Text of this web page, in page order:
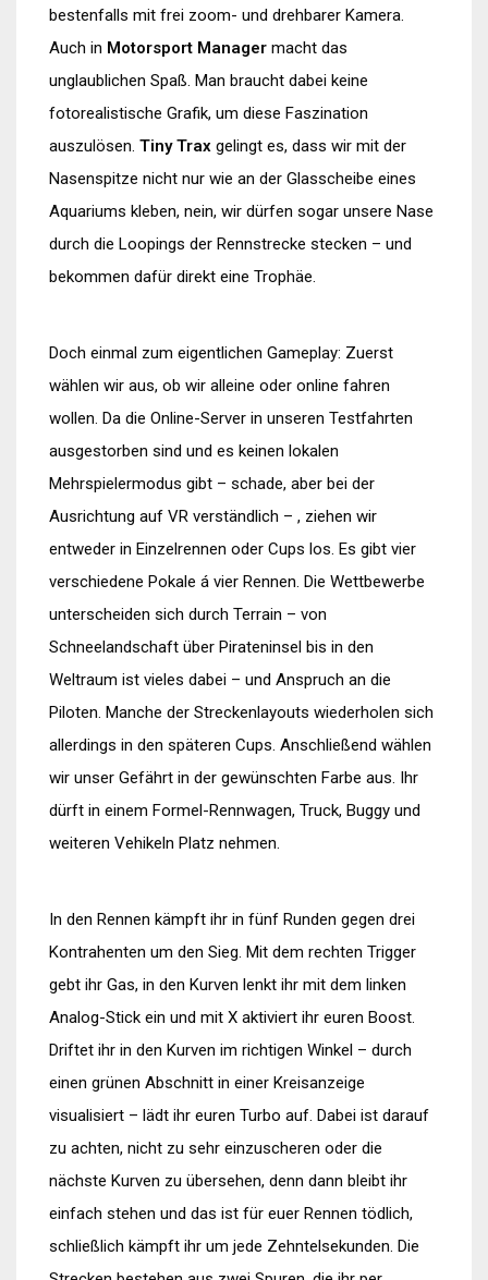
bestenfalls mit frei zoom- und drehbarer Kamera.
Auch in Motorsport Manager macht das
unglaublichen Spaß. Man braucht dabei keine
fotorealistische Grafik, um diese Faszination
auszulösen. Tiny Trax gelingt es, dass wir mit der
Nasenspitze nicht nur wie an der Glasscheibe eines
Aquariums kleben, nein, wir dürfen sogar unsere Nase
durch die Loopings der Rennstrecke stecken – und
bekommen dafür direkt eine Trophäe.
Doch einmal zum eigentlichen Gameplay: Zuerst
wählen wir aus, ob wir alleine oder online fahren
wollen. Da die Online-Server in unseren Testfahrten
ausgestorben sind und es keinen lokalen
Mehrspielermodus gibt – schade, aber bei der
Ausrichtung auf VR verständlich – , ziehen wir
entweder in Einzelrennen oder Cups los. Es gibt vier
verschiedene Pokale á vier Rennen. Die Wettbewerbe
unterscheiden sich durch Terrain – von
Schneelandschaft über Pirateninsel bis in den
Weltraum ist vieles dabei – und Anspruch an die
Piloten. Manche der Streckenlayouts wiederholen sich
allerdings in den späteren Cups. Anschließend wählen
wir unser Gefährt in der gewünschten Farbe aus. Ihr
dürft in einem Formel-Rennwagen, Truck, Buggy und
weiteren Vehikeln Platz nehmen.
In den Rennen kämpft ihr in fünf Runden gegen drei
Kontrahenten um den Sieg. Mit dem rechten Trigger
gebt ihr Gas, in den Kurven lenkt ihr mit dem linken
Analog-Stick ein und mit X aktiviert ihr euren Boost.
Driftet ihr in den Kurven im richtigen Winkel – durch
einen grünen Abschnitt in einer Kreisanzeige
visualisiert – lädt ihr euren Turbo auf. Dabei ist darauf
zu achten, nicht zu sehr einzuscheren oder die
nächste Kurven zu übersehen, denn dann bleibt ihr
einfach stehen und das ist für euer Rennen tödlich,
schließlich kämpft ihr um jede Zehntelsekunden. Die